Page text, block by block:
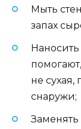
Мыть
запах
не сухая,
снаружи;
Заменять